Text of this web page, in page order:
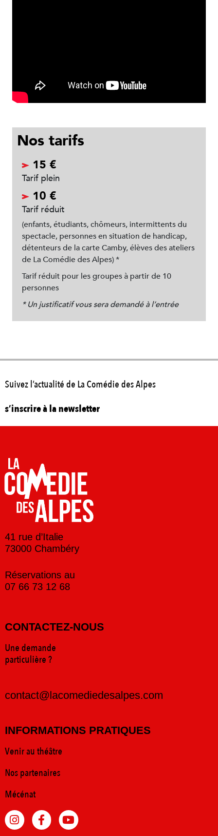
Nos tarifs
15 €
Tarif plein
10 €
Tarif réduit
(enfants, étudiants, chômeurs, intermittents du
spectacle, personnes en situation de handicap,
détenteurs de la carte Camby, élèves des ateliers
de La Comédie des Alpes) *
Tarif réduit pour les groupes à partir de 10
personnes
* Un justificatif vous sera demandé à l’entrée
Suivez l’actualité de La Comédie des Alpes
s’inscrire à la newsletter
41 rue d’Italie
73000 Chambéry
Réservations au
07 66 73 12 68
CONTACTEZ-NOUS
Une demande
particulière ?
contact@lacomediedesalpes.com
INFORMATIONS PRATIQUES
Venir au théâtre
Nos partenaires
Mécénat